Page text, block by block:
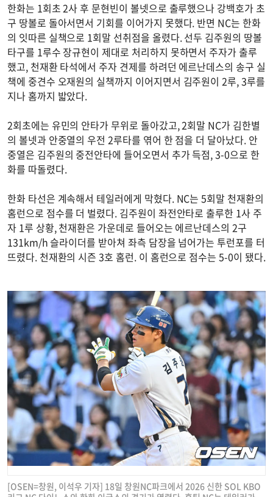
한화는 1회초 2사 후 문현빈이 볼넷으로 출루했으나 강백호가 초
구 땅볼로 돌아서면서 기회를 이어가지 못했다. 반면 NC는 한화
의 잇따른 실책으로 1회말 선취점을 올렸다. 선두 김주원의 땅볼
타구를 1루수 장규현이 제대로 처리하지 못하면서 주자가 출루
했고, 천재환 타석에서 주자 견제를 하려던 에르난데스의 송구 실
책에 중견수 오재원의 실책까지 이어지면서 김주원이 2루, 3루를
지나 홈까지 밟았다.
2회초에는 유민의 안타가 무위로 돌아갔고, 2회말 NC가 김한별
의 볼넷과 안중열의 우전 2루타를 엮어 한 점을 더 달아났다. 안
중열은 김주원의 중전안타에 들어오면서 추가 득점, 3-0으로 한
화를 따돌렸다.
한화 타선은 계속해서 테일러에게 막혔다. NC는 5회말 천재환의
홈런으로 점수를 더 벌렸다. 김주원이 좌전안타로 출루한 1사 주
자 1루 상황, 천재환은 가운데로 들어오는 에르난데스의 2구
131km/h 슬라이더를 받아쳐 좌측 담장을 넘어가는 투런포를 터
뜨렸다. 천재환의 시즌 3호 홈런. 이 홈런으로 점수는 5-0이 됐다.
[OSEN=창원, 이석우 기자] 18일 창원NC파크에서 2026 신한 SOL KBO